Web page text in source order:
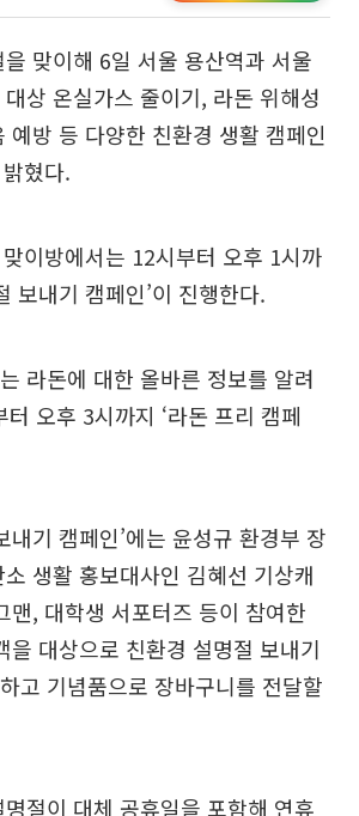
맞이해 6일 서울 용산역과 서울
상 온실가스 줄이기, 라돈 위해성
예방 등 다양한 친환경 생활 캠페인
혔다.
이방에서는 12시부터 오후 1시까
보내기 캠페인’이 진행한다.
라돈에 대한 올바른 정보를 알려
오후 3시까지 ‘라돈 프리 캠페
내기 캠페인’에는 윤성규 환경부 장
생활 홍보대사인 김혜선 기상캐
맨, 대학생 서포터즈 등이 참여한
을 대상으로 친환경 설명절 보내기
고 기념품으로 장바구니를 전달할
절이 대체 공휴일을 포함해 연휴